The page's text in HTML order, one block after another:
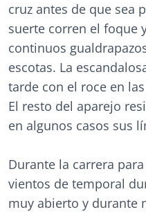
cruz antes de que sea
suerte corren el foque
continuos
escotas. La
tarde con el roce en
El resto del aparejo
en algunos casos sus
Durante la carrera
vientos de temporal
muy abierto y durante